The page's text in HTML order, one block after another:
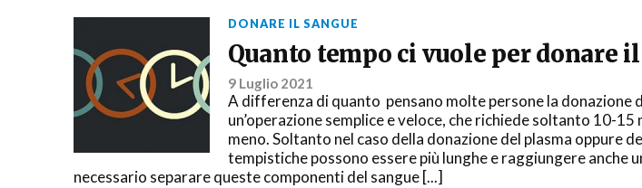
DONARE IL SANGUE
Quanto tempo ci vuole per donare il
9 Luglio 2021
A differenza di quanto pensano molte persone la donazione
un’operazione semplice e veloce, che richiede soltanto 10-15
meno. Soltanto nel caso della donazione del plasma oppure
tempistiche possono essere più lunghe e raggiungere anche
necessario separare queste componenti del sangue [...]